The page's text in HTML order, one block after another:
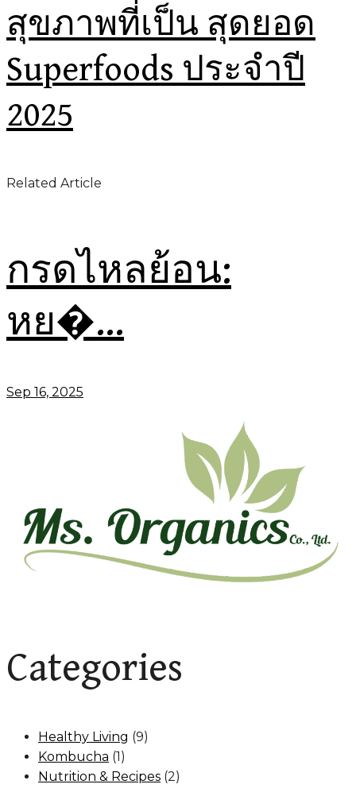
สุขภาพที่เป็น สุดยอด
Superfoods ประจำปี
2025
Related Article
กรดไหลย้อน:
หย�...
Sep 16, 2025
Categories
Healthy Living (9)
Kombucha (1)
Nutrition & Recipes (2)